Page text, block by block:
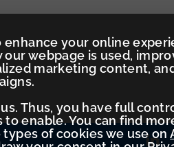
your online
webpage is used,
marketing content,
Thus, you have full
to enable. You can find
types of cookies we use on